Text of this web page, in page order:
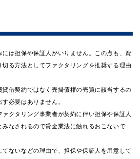
は担保や保証人がいりません。この点も、資
る方法としてファクタリングを推奨する理由
借契約ではなく売掛債権の売買に該当するの
必要はありません。
クタリング事業者が契約に伴い担保や保証人
みなされるので貸金業法に触れるおこないで
ないなどの理由で、担保や保証人を用意して